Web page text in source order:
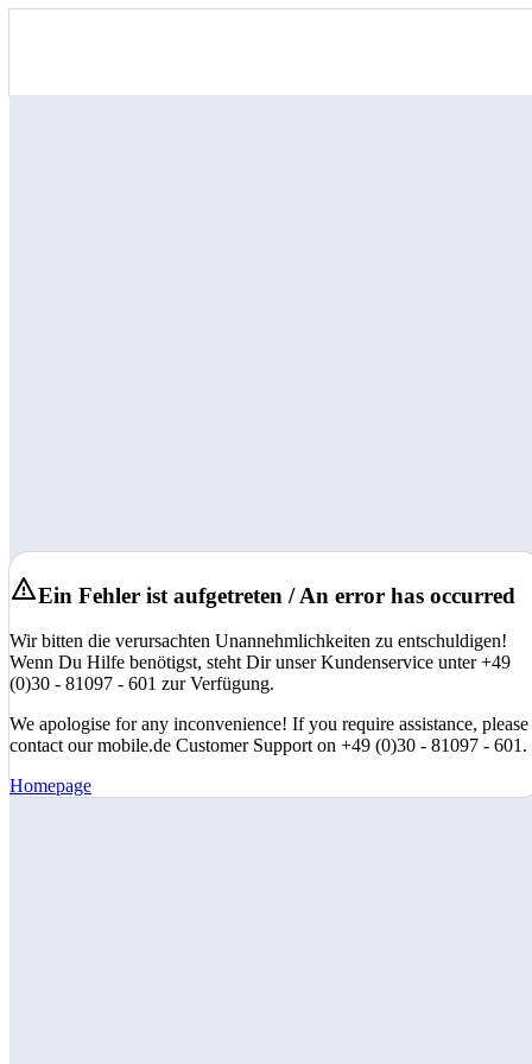
Ein Fehler ist aufgetreten / An error has occurred
Wir bitten die verursachten Unannehmlichkeiten zu entschuldigen!
Wenn Du Hilfe benötigst, steht Dir unser Kundenservice unter +49
(0)30 - 81097 - 601 zur Verfügung.
We apologise for any inconvenience! If you require assistance, please
contact our mobile.de Customer Support on +49 (0)30 - 81097 - 601.
Homepage